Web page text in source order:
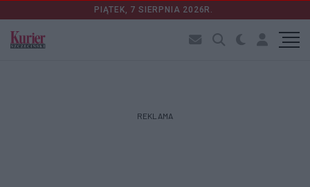
PIĄTEK, 7 SIERPNIA 2026R.
REKLAMA